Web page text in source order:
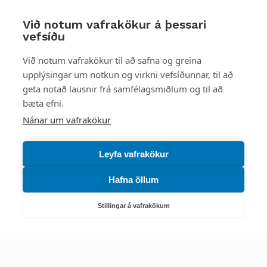
Við notum vafrakökur á þessari
vefsíðu
Við notum vafrakökur til að safna og greina
upplýsingar um notkun og virkni vefsíðunnar, til að
geta notað lausnir frá samfélagsmiðlum og til að
bæta efni.
Nánar um vafrakökur
Leyfa vafrakökur
Hafna öllum
Stillingar á vafrakökum
Styttu þér leið
Mest skoðað
Starfsstöðvar
Náttúruverndarstofnun
Veiðimál, friðlýst svæði, landvarsla og náttúruvernd